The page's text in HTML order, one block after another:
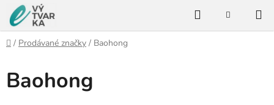
Přejít
na
obsah
HledatNÁKUPNÍ
Domů
/ Prodávané značky / Baohong
Baohong